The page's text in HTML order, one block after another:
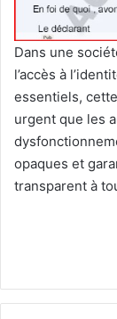
Dans une
l’accès à
essentiels,
urgent que les
opaques et
transparent à